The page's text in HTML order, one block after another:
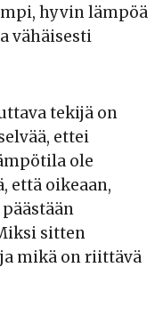
hyvin lämpöä
vähäisesti
tekijä on
ettei
ole
että oikeaan,
sitten
mikä on riittävä